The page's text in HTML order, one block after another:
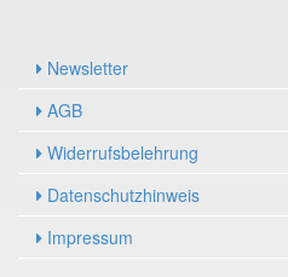
Newsletter
AGB
Widerrufsbelehrung
Datenschutzhinweis
Impressum